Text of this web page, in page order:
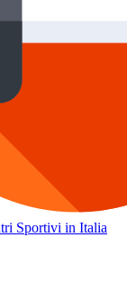
Sportivi in Italia